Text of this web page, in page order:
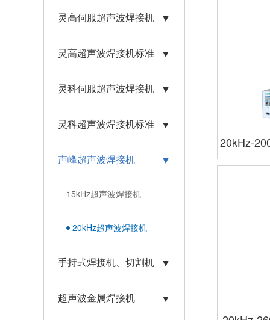
灵高伺服超声波焊接机 ▼
灵高超声波焊接机标准 ▼
灵科伺服超声波焊接机 ▼
灵科超声波焊接机标准 ▼
声峰超声波焊接机 ▼
15kHz超声波焊接机
20kHz超声波焊接机
手持式焊接机、切割机 ▼
超声波金属焊接机 ▼
20kHz-
数